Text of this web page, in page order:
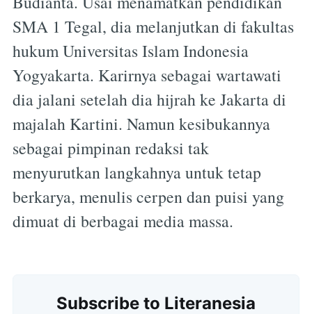
SMA 1 Tegal, dia melanjutkan di fakultas
hukum Universitas Islam Indonesia
Yogyakarta. Karirnya sebagai wartawati
dia jalani setelah dia hijrah ke Jakarta di
majalah Kartini. Namun kesibukannya
sebagai pimpinan redaksi tak
menyurutkan langkahnya untuk tetap
berkarya, menulis cerpen dan puisi yang
dimuat di berbagai media massa.
Subscribe to Literanesia